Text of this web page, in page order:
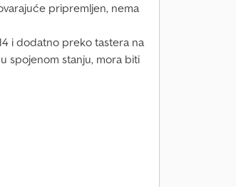
pripremljen, nema
i dodatno preko tastera na
spojenom stanju, mora biti